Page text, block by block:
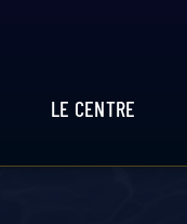
LE CENTRE